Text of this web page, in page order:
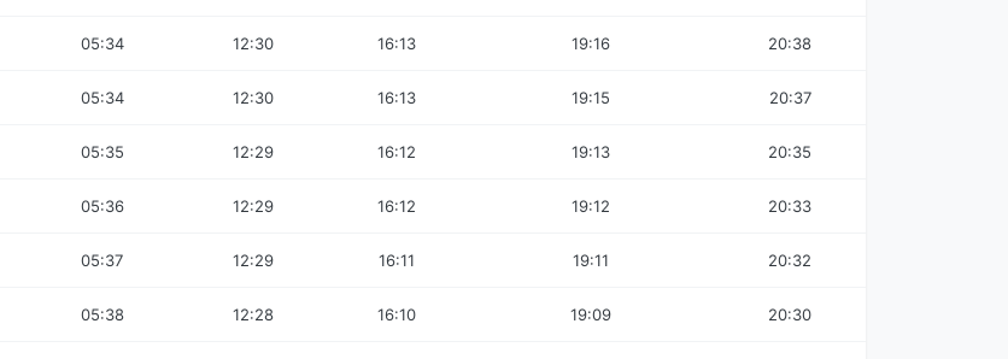
05:34 12:30 16:13 19:16 20:38
05:34 12:30 16:13 19:15 20:37
05:35 12:29 16:12 19:13 20:35
05:36 12:29 16:12 19:12 20:33
05:37 12:29 16:11 19:11 20:32
05:38 12:28 16:10 19:09 20:30